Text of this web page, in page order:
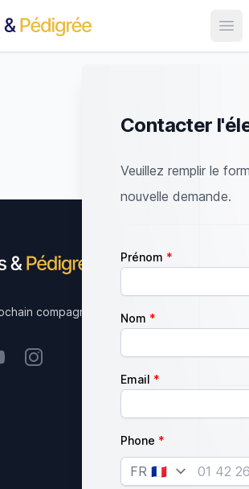
Contacter
Veuillez remplir le
nouvelle demande.
Prénom
Nom
Email
Phone
Country
compagnon.
Instagram
Notre charte qualité